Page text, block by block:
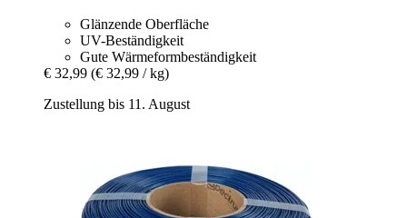
Glänzende Oberfläche
UV-Beständigkeit
Gute Wärmeformbeständigkeit
€ 32,99 (€ 32,99 / kg)
Zustellung bis 11. August